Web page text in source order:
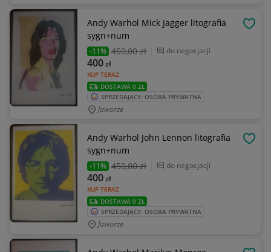
Andy Warhol Mick Jagger litografia
sygn+num
-11% 450,00 zł do negocjacji
KUP TERAZ
400zł
DOSTAWA 0 ZŁ
SPRZEDAJĄCY: OSOBA PRYWATNA
Jaworze
Andy Warhol John Lennon litografia
sygn+num
-11% 450,00 zł do negocjacji
KUP TERAZ
400zł
DOSTAWA 0 ZŁ
SPRZEDAJĄCY: OSOBA PRYWATNA
Jaworze